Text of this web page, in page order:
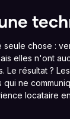
chose :
elles n'ont
résultat ?
ne
locataire